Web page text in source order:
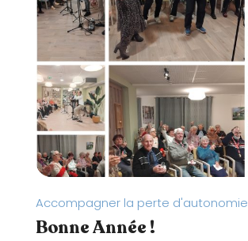
Accompagner la perte d'autonomie
Bonne Année !